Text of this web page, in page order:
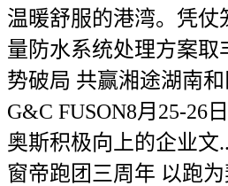
温暖舒服的港湾。凭仗
量防水系统处理方案取
势破局 共赢湘途湖南
G&C FUSON8月25-26
奥斯积极向上的企业文
窗帝跑团三周年 以跑